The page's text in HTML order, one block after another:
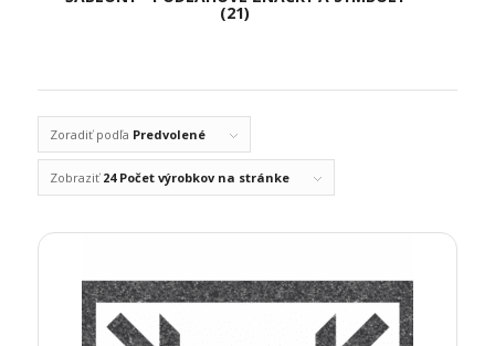
(21)
Zoradiť podľa Predvolené
Zobraziť 24 Počet výrobkov na stránke